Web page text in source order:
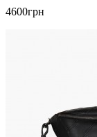
4600грн